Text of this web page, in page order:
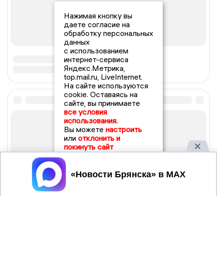
Нажимая кнопку вы
даете согласие на
обработку персональных
данных
с использованием
интернет-сервиса
Яндекс.Метрика,
top.mail.ru, LiveInternet.
На сайте используются
cookie. Оставаясь на
сайте, вы принимаете
все условия
использования.
Вы можете настроить
или отклонить и
покинуть сайт
Принять